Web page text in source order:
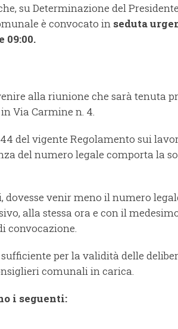
su Determinazione del
è convocato in seduta
09:00.
alla riunione che sarà tenuta
in Via Carmine n. 4.
del vigente Regolamento sui
del numero legale comporta la
dovesse venir meno il numero
alla stessa ora e con il
convocazione.
per la validità delle
comunali in carica.
i seguenti: